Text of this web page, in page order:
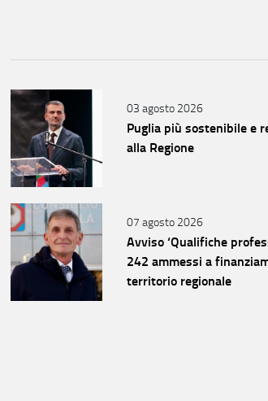
03 agosto 2026
Puglia più sostenibile e
alla Regione
07 agosto 2026
Avviso ‘Qualifiche
242 ammessi a
territorio regionale